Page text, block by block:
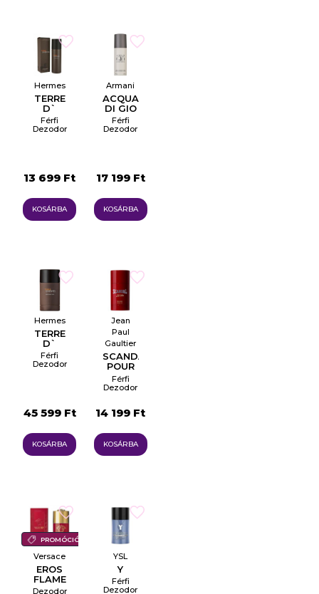
Hermes
TERRE
D`
Férfi
Dezodor
13 699 Ft
KOSÁRBA
Armani
ACQUA
DI GIO
Férfi
Dezodor
17 199 Ft
KOSÁRBA
Hermes
TERRE
D`
Férfi
Dezodor
45 599 Ft
KOSÁRBA
Jean
Paul
Gaultier
SCANDAL
POUR
HOMME
Férfi
Dezodor
14 199 Ft
KOSÁRBA
PROMÓCIÓ
Versace
EROS
FLAME
Dezodor
YSL
Y
Férfi
Dezodor